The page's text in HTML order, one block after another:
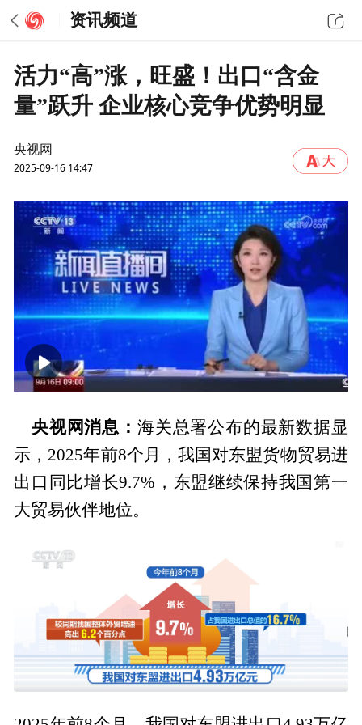
资讯频道
活力“高”涨，旺盛！出口“含金
量”跃升 企业核心竞争优势明显
央视网
2025-09-16 14:47
00:00 00:52
央视网消息： 海关总署公布的最新数据显
示，2025年前8个月，我国对东盟货物贸易进
出口同比增长9.7%，东盟继续保持我国第一
大贸易伙伴地位。